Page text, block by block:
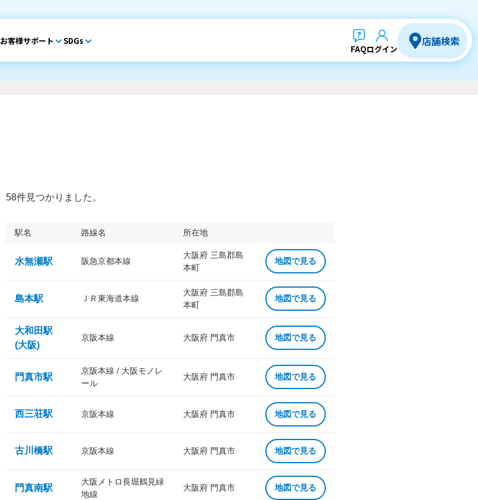
お客様サポート SDGs
FAQログイン
店舗検索
58件見つかりました。
駅名 路線名 所在地
水無瀬駅 阪急京都本線
大阪府 三島郡島
本町
地図で見る
島本駅 ＪＲ東海道本線
大阪府 三島郡島
本町
地図で見る
大和田駅
(大阪)
京阪本線 大阪府 門真市 地図で見る
門真市駅
京阪本線 / 大阪モノレ
ール
大阪府 門真市 地図で見る
西三荘駅 京阪本線 大阪府 門真市 地図で見る
古川橋駅 京阪本線 大阪府 門真市 地図で見る
門真南駅
大阪メトロ長堀鶴見緑
地線
大阪府 門真市 地図で見る